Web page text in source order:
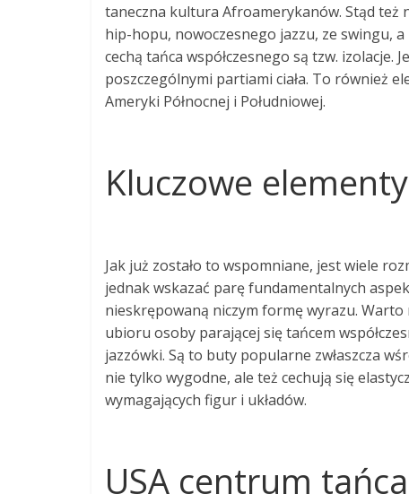
taneczna kultura Afroamerykanów. Stąd
hip-hopu, nowoczesnego jazzu, ze swingu,
cechą tańca współczesnego są tzw.
poszczególnymi partiami ciała. To również
Ameryki Północnej i Południowej.
Kluczowe elementy
Jak już zostało to wspomniane, jest wiele
jednak wskazać parę fundamentalnych
nieskrępowaną niczym formę wyrazu.
ubioru osoby parającej się tańcem
jazzówki. Są to buty popularne zwłaszcza
nie tylko wygodne, ale też cechują się
wymagających figur i układów.
USA centrum